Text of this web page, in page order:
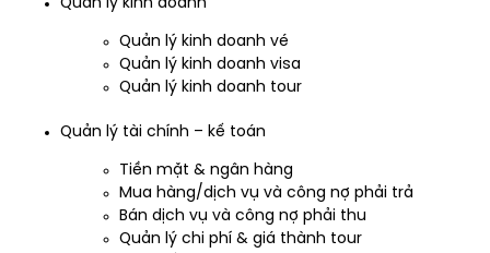
Quản lý kinh doanh
Quản lý kinh doanh vé
Quản lý kinh doanh visa
Quản lý kinh doanh tour
Quản lý tài chính – kế toán
Tiền mặt & ngân hàng
Mua hàng/dịch vụ và công nợ phải trả
Bán dịch vụ và công nợ phải thu
Quản lý chi phí & giá thành tour